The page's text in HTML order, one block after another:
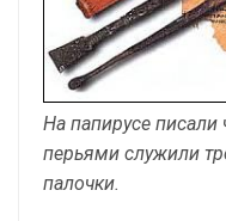
На папирусе писали
перьями служили
палочки.